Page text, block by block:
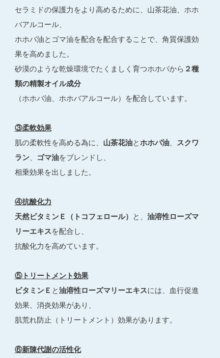
セラミドの保護力をより高めるために、山茶花油、ホホ
バアルコール、
ホホバ油とゴマ油を配合を配合することで、角質保護効
果を高めました。
砂漠のような乾燥環境でたくましく育つホホバから ２種
類の精製オイル成分
（ホホバ油、ホホバアルコール）を配合しています。
③柔軟効果
肌の柔軟性を高める為に、 山茶花油とホホバ油、
スクワ
ラン、 ゴマ油をブレンドし、
相乗効果を出しました。
④抗酸化力
天然ビタミンＥ（トコフェロール） と、 油溶性ローズマ
リーエキスを配合し、
抗酸化力を高めています。
⑤トリートメント効果
ビタミンＥ と油溶性ローズマリーエキスには、血行促進
効果、消炎効果があり、
肌荒れ防止（トリートメント）効果があります。
⑥新陳代謝の活性化